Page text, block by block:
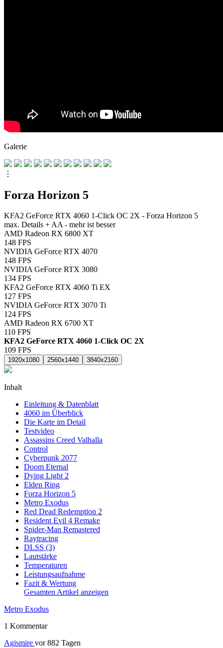
Galerie
⋮
Forza Horizon 5
KFA2 GeForce RTX 4060 1-Click OC 2X - Forza Horizon 5
max. Details + AA - mehr ist besser
AMD Radeon RX 6800 XT
148 FPS
NVIDIA GeForce RTX 4070
148 FPS
NVIDIA GeForce RTX 3080
134 FPS
KFA2 GeForce RTX 4060 Ti EX
127 FPS
NVIDIA GeForce RTX 3070 Ti
124 FPS
AMD Radeon RX 6700 XT
110 FPS
KFA2 GeForce RTX 4060 1-Click OC 2X
109 FPS
1920x1080 2560x1440 3840x2160
Inhalt
Einleitung & Datenblatt
4060 im Überblick
Die Karte im Detail
Testvideo
Assassins Creed Valhalla
Control
Cyberpunk 2077
Doom Eternal
Dying Light 2
Elden Ring
Forza Horizon 5
Metro Exodus
Red Dead Redemption 2
Resident Evil 4 Remake
Spider-Man Remastered
Raytracing
DLSS (3)
Lautstärke
Temperaturen
Leistungsaufnahme
Fazit & Wertung
Gesamten Artikel anzeigen
Metro Exodus
1 Kommentar
Agismire vor 882 Tagen